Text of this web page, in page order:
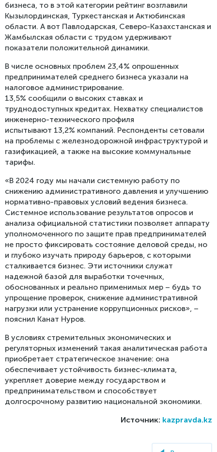
бизнеса, то в этой категории рейтинг возглавили
Кызылординская, Туркестанская и Актюбинская
области. А вот Павлодарская, Северо-Казахстанская и
Жамбылская области с трудом удерживают
показатели положительной динамики.
В числе основных проблем 23,4% опрошенных
предпринимателей среднего бизнеса указали на
налоговое администрирование.
13,5% сообщили о высоких ставках и
труднодоступных кредитах. Нехватку специалистов
инженерно-технического профиля
испытывают 13,2% компаний. Респонденты сетовали
на проблемы с железнодорожной инфраструктурой и
газификацией, а также на высокие коммунальные
тарифы.
«В 2024 году мы начали системную работу по
снижению админист­ративного давления и улучшению
нормативно-правовых условий ведения бизнеса.
Системное использование результатов опросов и
анализа официальной статистики позволяет аппарату
уполномоченного по защите прав предпринимателей
не просто фиксировать состояние деловой среды, но
и глубоко изучать природу барьеров, с которыми
сталкивается бизнес. Эти источники служат
надежной базой для выработки точечных,
обоснованных и реально применимых мер – будь то
упрощение проверок, снижение административной
нагрузки или устранение коррупционных рисков», –
пояснил Канат Нуров.
В условиях стремительных экономических и
регуляторных изменений такая аналитическая работа
приоб­ретает стратегическое значение: она
обеспечивает устойчивость бизнес-климата,
укрепляет доверие между государством и
предпринимательством и способствует
долгосрочному развитию национальной экономики.
Источник: kazpravda.kz